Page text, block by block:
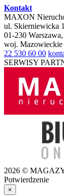
Kontakt
MAXON
ul. Skierniewicka
01-230 Warszawa,
woj. Mazowieckie
22 530 60 00
SERWISY
2026 ©
Potwierdzenie
×